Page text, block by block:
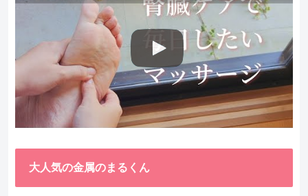
大人気の金属のまるくん